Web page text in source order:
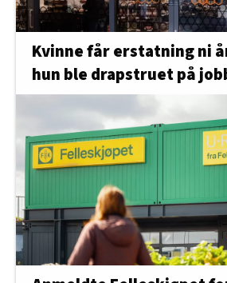
Kvinne får erstatning ni
hun ble drapstruet på